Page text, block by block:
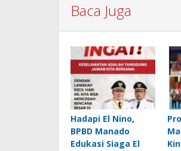
Baca Juga
Hadapi El Nino,
BPBD Manado
Edukasi Siaga El